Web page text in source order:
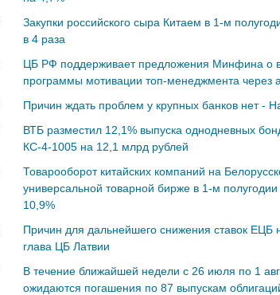
Закупки российского сыра Китаем в 1-м
в 4 раза
ЦБ РФ поддерживает предложения Минфина о
программы мотивации топ-менеджмента через
Причин ждать проблем у крупных банков нет -
ВТБ разместил 12,1% выпуска однодневных
КС-4-1005 на 12,1 млрд рублей
Товарооборот китайских компаний на
универсальной товарной бирже в 1-м полугодии
10,9%
Причин для дальнейшего снижения ставок ЕЦБ
глава ЦБ Латвии
В течение ближайшей недели с 26 июля по 1
ожидаются погашения по 87 выпускам